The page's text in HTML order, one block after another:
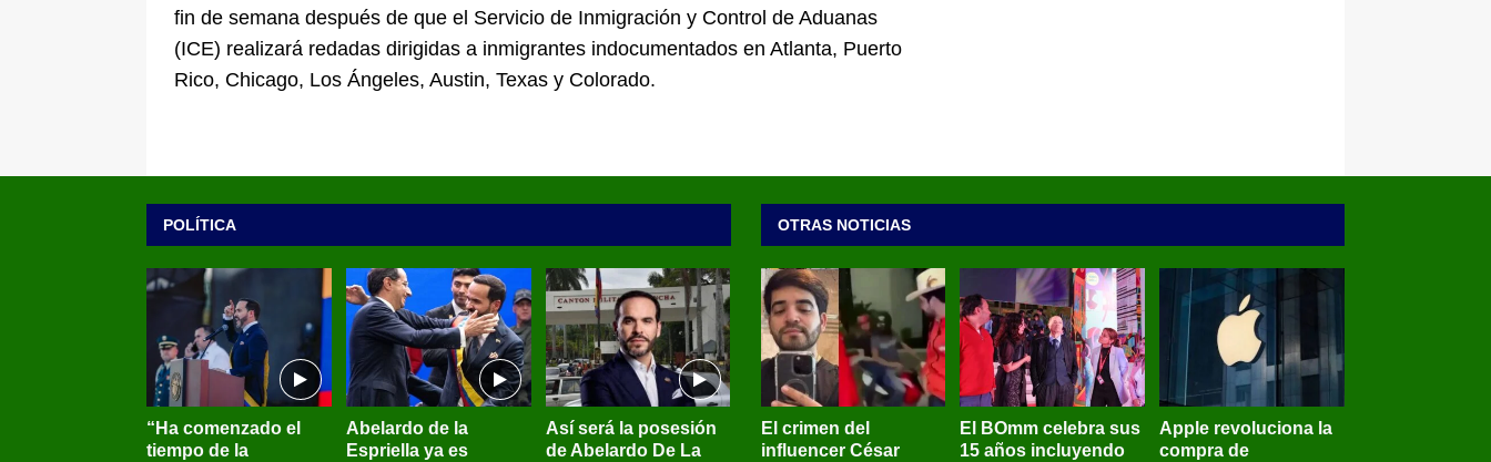
fin de semana después de que el Servicio de Inmigración y Control de Aduanas
(ICE) realizará redadas dirigidas a inmigrantes indocumentados en Atlanta, Puerto
Rico, Chicago, Los Ángeles, Austin, Texas y Colorado.
POLÍTICA
“Ha comenzado el
tiempo de la
Abelardo de la
Espriella ya es
Así será la posesión
de Abelardo De La
OTRAS NOTICIAS
El crimen del
influencer César
El BOmm celebra sus
15 años incluyendo
Apple revoluciona la
compra de